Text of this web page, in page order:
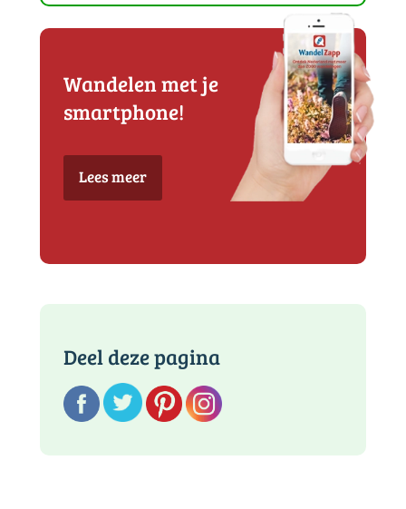
Wandelen met je
smartphone!
Lees meer
Deel deze pagina